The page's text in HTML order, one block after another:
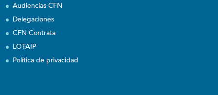
Audiencias CFN
Delegaciones
CFN Contrata
LOTAIP
Política de privacidad